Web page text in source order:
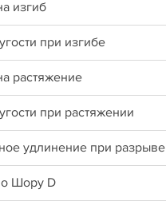
изгиб
при изгибе
растяжение
при растяжении
удлинение при разрыве
Шору D